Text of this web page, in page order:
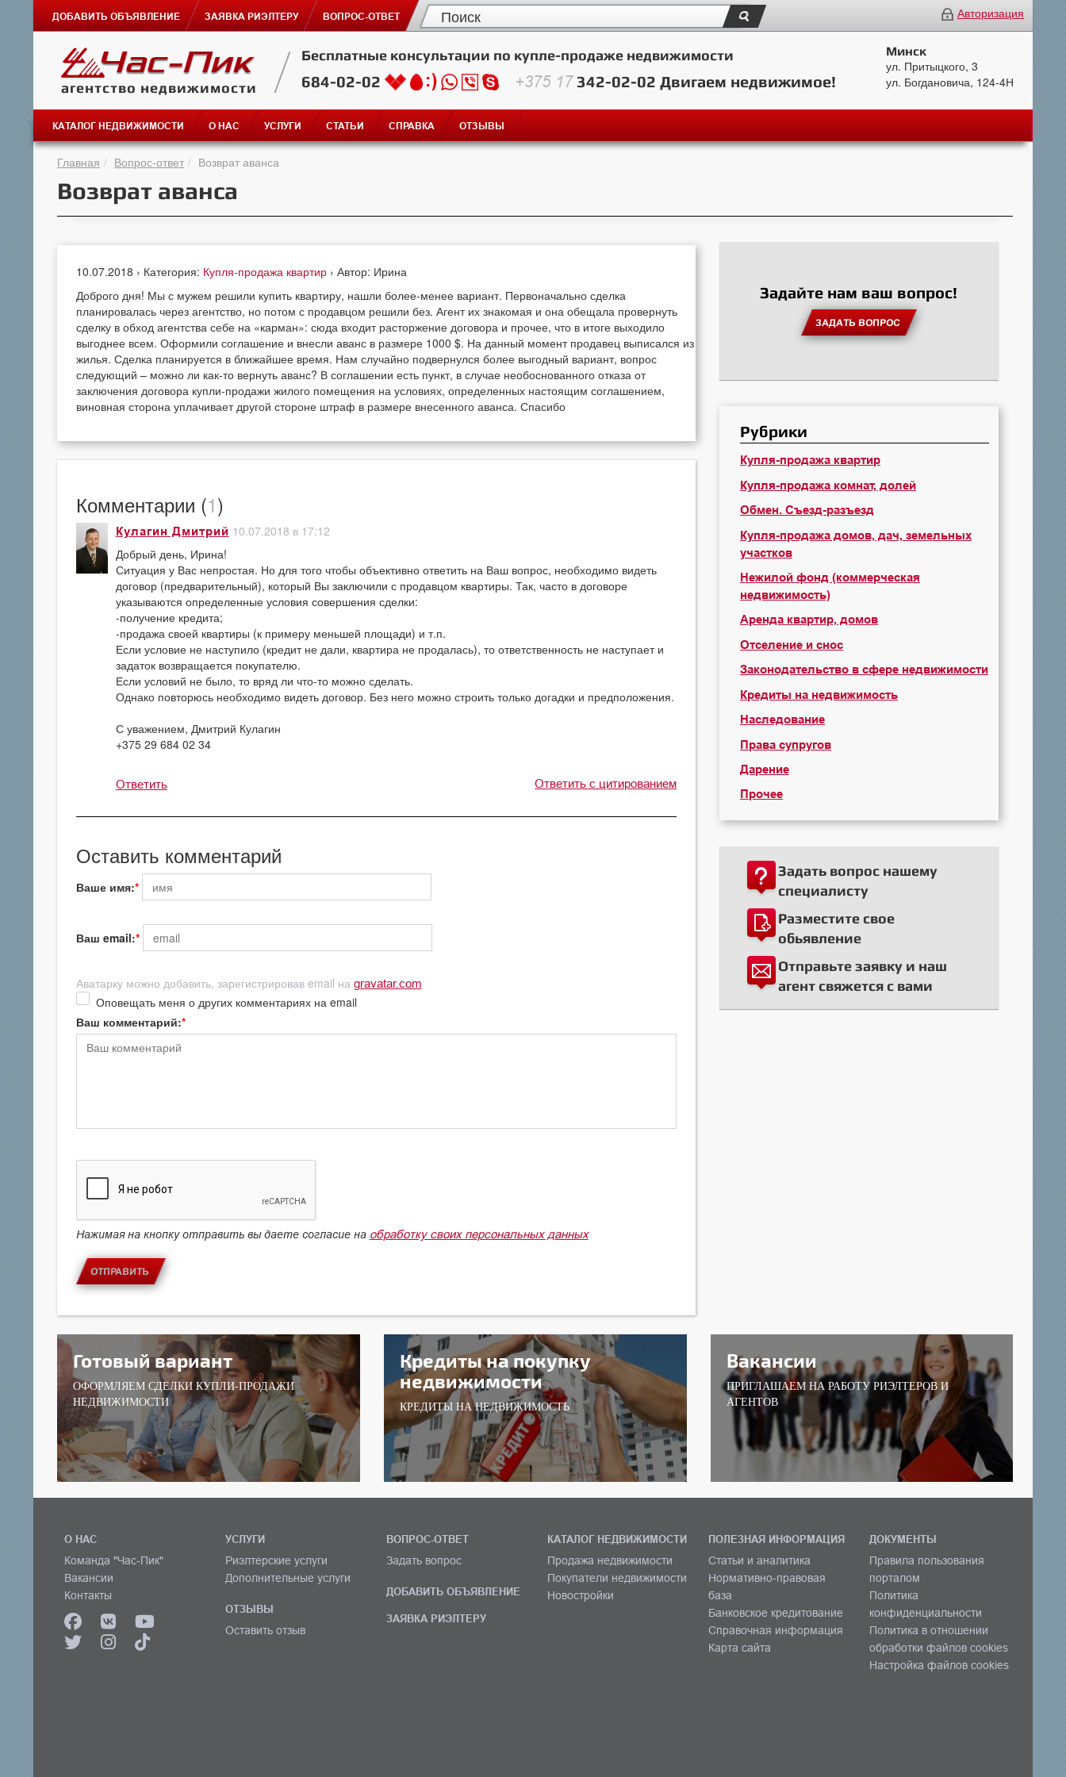
ДОБАВИТЬ ОБЪЯВЛЕНИЕ ЗАЯВКА РИЭЛТЕРУ ВОПРОС-ОТВЕТ Авторизация
агентство недвижимости
Бесплатные консультации по купле-продаже недвижимости
684-02-02 +375 17342-02-02 Двигаем недвижимое!
Минск
ул. Притыцкого, 3
ул. Богдановича, 124-4Н
КАТАЛОГ НЕДВИЖИМОСТИ О НАС УСЛУГИ СТАТЬИ СПРАВКА ОТЗЫВЫ
Главная Вопрос-ответ Возврат аванса
Возврат аванса
10.07.2018 › Категория: Купля-продажа квартир › Автор: Ирина
Доброго дня! Мы с мужем решили купить квартиру, нашли более-менее вариант. Первоначально сделка
планировалась через агентство, но потом с продавцом решили без. Агент их знакомая и она обещала провернуть
сделку в обход агентства себе на «карман»: сюда входит расторжение договора и прочее, что в итоге выходило
выгоднее всем. Оформили соглашение и внесли аванс в размере 1000 $. На данный момент продавец выписался из
жилья. Сделка планируется в ближайшее время. Нам случайно подвернулся более выгодный вариант, вопрос
следующий – можно ли как-то вернуть аванс? В соглашении есть пункт, в случае необоснованного отказа от
заключения договора купли-продажи жилого помещения на условиях, определенных настоящим соглашением,
виновная сторона уплачивает другой стороне штраф в размере внесенного аванса. Спасибо
Комментарии (1)
Кулагин Дмитрий 10.07.2018 в 17:12
Добрый день, Ирина!
Ситуация у Вас непростая. Но для того чтобы объективно ответить на Ваш вопрос, необходимо видеть
договор (предварительный), который Вы заключили с продавцом квартиры. Так, часто в договоре
указываются определенные условия совершения сделки:
-получение кредита;
-продажа своей квартиры (к примеру меньшей площади) и т.п.
Если условие не наступило (кредит не дали, квартира не продалась), то ответственность не наступает и
задаток возвращается покупателю.
Если условий не было, то вряд ли что-то можно сделать.
Однако повторюсь необходимо видеть договор. Без него можно строить только догадки и предположения.
С уважением, Дмитрий Кулагин
+375 29 684 02 34
Ответить Ответить с цитированием
Оставить комментарий
Ваше имя:
Ваш email:
Аватарку можно добавить, зарегистрировав email на gravatar.com
Оповещать меня о других комментариях на email
Ваш комментарий:
Нажимая на кнопку отправить вы даете согласие на обработку своих персональных данных
ОТПРАВИТЬ
Задайте нам ваш вопрос!
ЗАДАТЬ ВОПРОС
Рубрики
Купля-продажа квартир
Купля-продажа комнат, долей
Обмен. Съезд-разъезд
Купля-продажа домов, дач, земельных
участков
Нежилой фонд (коммерческая
недвижимость)
Аренда квартир, домов
Отселение и снос
Законодательство в сфере недвижимости
Кредиты на недвижимость
Наследование
Права супругов
Дарение
Прочее
Задать вопрос нашему
специалисту
Разместите свое
обьявление
Отправьте заявку и наш
агент свяжется с вами
Готовый вариант
ОФОРМЛЯЕМ СДЕЛКИ КУПЛИ-ПРОДАЖИ
НЕДВИЖИМОСТИ
Кредиты на покупку
недвижимости
КРЕДИТЫ НА НЕДВИЖИМОСТЬ
Вакансии
ПРИГЛАШАЕМ НА РАБОТУ РИЭЛТЕРОВ И
АГЕНТОВ
О НАС
Команда "Час-Пик"
Вакансии
Контакты
УСЛУГИ
Риэлтерские услуги
Дополнительные услуги
ОТЗЫВЫ
Оставить отзыв
ВОПРОС-ОТВЕТ
Задать вопрос
ДОБАВИТЬ ОБЪЯВЛЕНИЕ
ЗАЯВКА РИЭЛТЕРУ
КАТАЛОГ НЕДВИЖИМОСТИ
Продажа недвижимости
Покупатели недвижимости
Новостройки
ПОЛЕЗНАЯ ИНФОРМАЦИЯ
Статьи и аналитика
Нормативно-правовая
база
Банковское кредитование
Справочная информация
Карта сайта
ДОКУМЕНТЫ
Правила пользования
порталом
Политика
конфиденциальности
Политика в отношении
обработки файлов cookies
Настройка файлов cookies